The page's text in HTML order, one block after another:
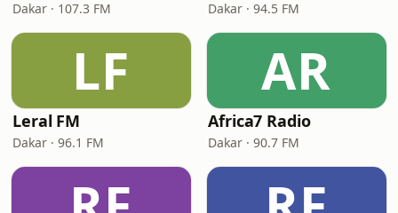
Dakar · 107.3 FM Dakar · 94.5 FM
LF
Leral FM
Dakar · 96.1 FM
AR
Africa7 Radio
Dakar · 90.7 FM